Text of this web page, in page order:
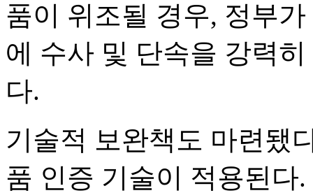
품이 위조될 경우, 정부
에 수사 및 단속을 강력
다.
기술적 보완책도 마련됐
품 인증 기술이 적용된다